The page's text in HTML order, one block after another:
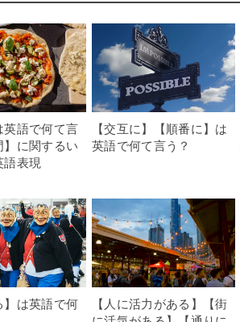
英語で何て言
】に関するい
語表現
【交互に】【順番に】は
英語で何て言う？
】は英語で何
【人に活力がある】【街